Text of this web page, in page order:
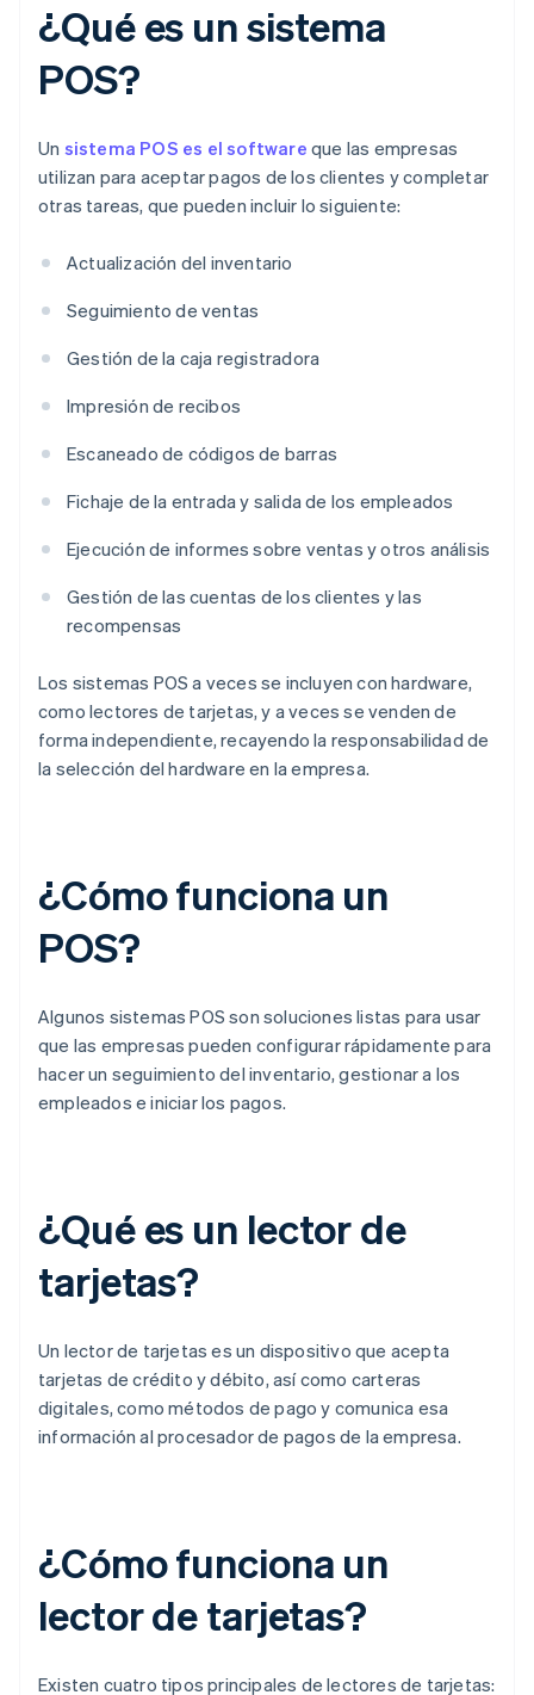
¿Qué es un sistema
POS?
Un sistema POS es el software que las empresas
utilizan para aceptar pagos de los clientes y completar
otras tareas, que pueden incluir lo siguiente:
Actualización del inventario
Seguimiento de ventas
Gestión de la caja registradora
Impresión de recibos
Escaneado de códigos de barras
Fichaje de la entrada y salida de los empleados
Ejecución de informes sobre ventas y otros análisis
Gestión de las cuentas de los clientes y las
recompensas
Los sistemas POS a veces se incluyen con hardware,
como lectores de tarjetas, y a veces se venden de
forma independiente, recayendo la responsabilidad de
la selección del hardware en la empresa.
¿Cómo funciona un
POS?
Algunos sistemas POS son soluciones listas para usar
que las empresas pueden configurar rápidamente para
hacer un seguimiento del inventario, gestionar a los
empleados e iniciar los pagos.
¿Qué es un lector de
tarjetas?
Un lector de tarjetas es un dispositivo que acepta
tarjetas de crédito y débito, así como carteras
digitales, como métodos de pago y comunica esa
información al procesador de pagos de la empresa.
¿Cómo funciona un
lector de tarjetas?
Existen cuatro tipos principales de lectores de tarjetas: